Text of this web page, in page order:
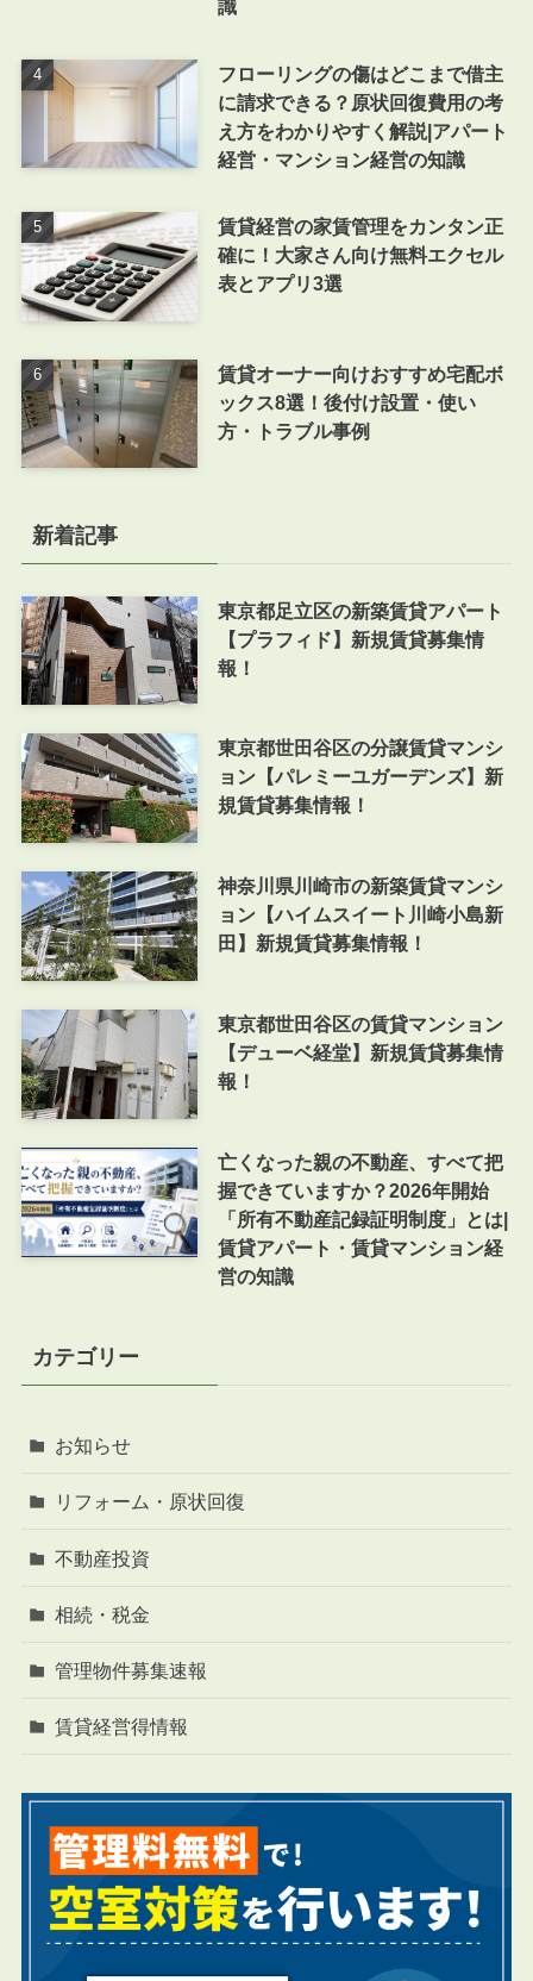
識
フローリングの傷はどこまで借主
に請求できる？原状回復費用の考
え方をわかりやすく解説|アパート
経営・マンション経営の知識
賃貸経営の家賃管理をカンタン正
確に！大家さん向け無料エクセル
表とアプリ3選
賃貸オーナー向けおすすめ宅配ボ
ックス8選！後付け設置・使い
方・トラブル事例
新着記事
東京都足立区の新築賃貸アパート
【プラフィド】新規賃貸募集情
報！
東京都世田谷区の分譲賃貸マンシ
ョン【パレミーユガーデンズ】新
規賃貸募集情報！
神奈川県川崎市の新築賃貸マンシ
ョン【ハイムスイート川崎小島新
田】新規賃貸募集情報！
東京都世田谷区の賃貸マンション
【デューベ経堂】新規賃貸募集情
報！
亡くなった親の不動産、すべて把
握できていますか？2026年開始
「所有不動産記録証明制度」とは|
賃貸アパート・賃貸マンション経
営の知識
カテゴリー
お知らせ
リフォーム・原状回復
不動産投資
相続・税金
管理物件募集速報
賃貸経営得情報